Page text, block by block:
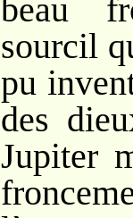
beau
sourcil
pu
des
Jupiter